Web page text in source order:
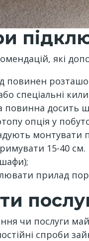
які
повинен
спеціальні
повинна досить
опція у
монтувати
15-40
прилад
чи послуги
спроби